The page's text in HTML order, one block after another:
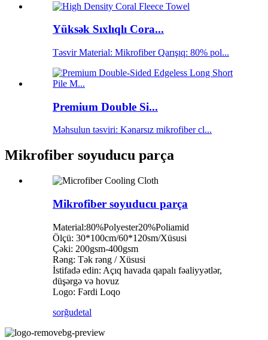
Yüksək Sıxlıqlı Cora...
Təsvir Material: Mikrofiber Qarışıq: 80% pol...
Premium Double Si...
Məhsulun təsviri: Kənarsız mikrofiber cl...
Mikrofiber soyuducu parça
Mikrofiber soyuducu parça
Material:80%Polyester20%Poliamid
Ölçü: 30*100cm/60*120sm/Xüsusi
Çəki: 200gsm-400gsm
Rəng: Tək rəng / Xüsusi
İstifadə edin: Açıq havada qapalı fəaliyyətlər,
düşərgə və hovuz
Logo: Fərdi Loqo
sorğudetal